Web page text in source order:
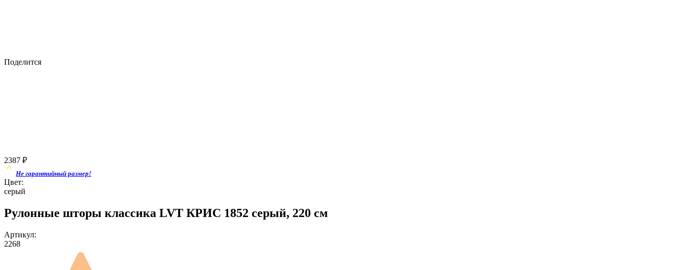
Поделится
2387 ₽
Не гарантийный размер!
Цвет:
серый
Рулонные шторы классика LVT КРИС 1852 серый, 220 см
Артикул:
2268